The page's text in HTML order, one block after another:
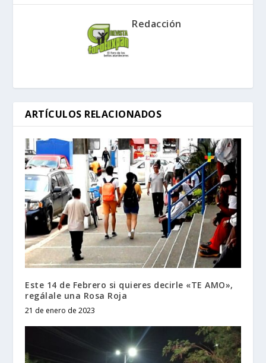
Redacción
ARTÍCULOS RELACIONADOS
Este 14 de Febrero si quieres decirle «TE AMO»,
regálale una Rosa Roja
21 de enero de 2023